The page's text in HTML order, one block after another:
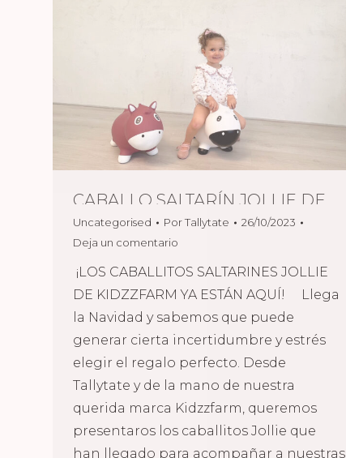
CABALLO SALTARÍN JOLLIE DE
KIDZZFARM
Uncategorised PorTallytate
26/10/2023
Deja un comentario
¡LOS CABALLITOS SALTARINES JOLLIE
DE KIDZZFARM YA ESTÁN AQUÍ! Llega
la Navidad y sabemos que puede
generar cierta incertidumbre y estrés
elegir el regalo perfecto. Desde
Tallytate y de la mano de nuestra
querida marca Kidzzfarm, queremos
presentaros los caballitos Jollie que
han llegado para acompañar a nuestras